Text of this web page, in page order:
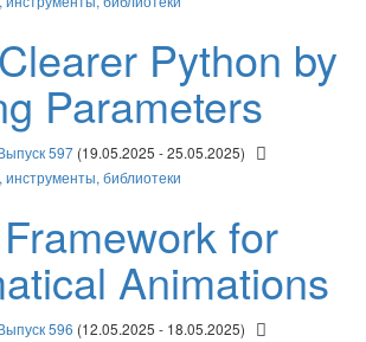
Python by
Parameters
597 (19.05.2025 - 25.05.2025)
библиотеки
for
Animations
596 (12.05.2025 - 18.05.2025)